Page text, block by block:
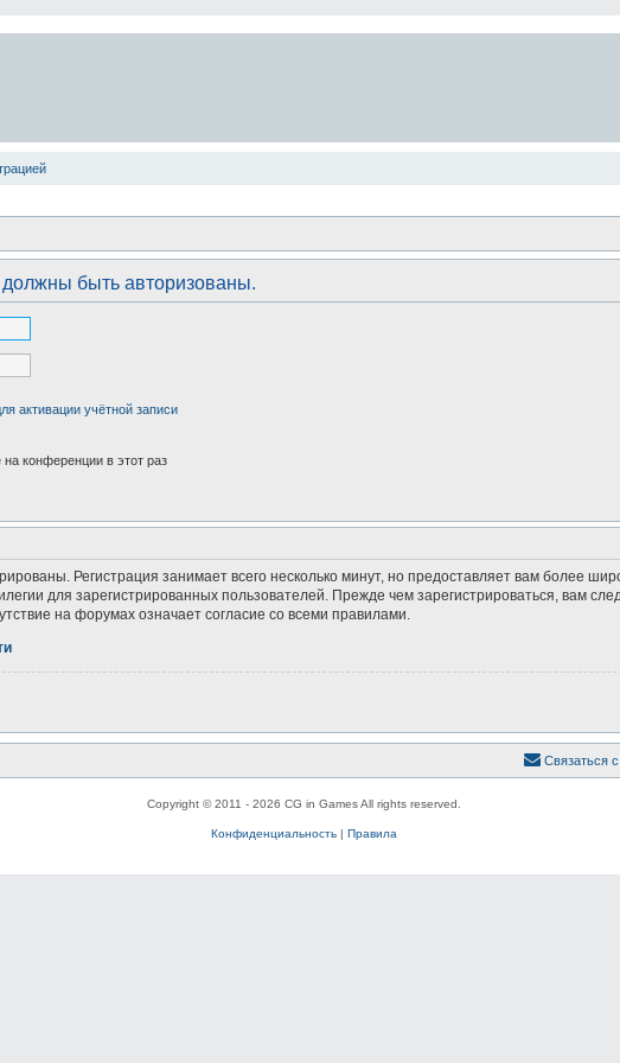
быть авторизованы.
активации учётной записи
конференции в этот раз
Регистрация занимает всего несколько минут, но предоставляет вам более
для зарегистрированных пользователей. Прежде чем зарегистрироваться, вам
на форумах означает согласие со всеми правилами.
Связаться
Copyright © 2011 - 2026 CG in Games All rights reserved.
Конфиденциальность| Правила